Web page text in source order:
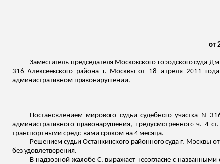
от
Заместитель председателя Московского городского суда
316 Алексеевского района г. Москвы от 18 апреля 2011
административном правонарушении,
Постановлением мирового судьи судебного участка N
административного правонарушения, предусмотренного ч. 4
транспортными средствами сроком на 4 месяца.
Решением судьи Останкинского районного суда г. Москвы
без удовлетворения.
В надзорной жалобе С. выражает несогласие с